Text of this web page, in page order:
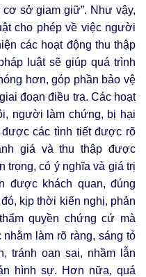
sở giam giữ”. Như vậy,
cho phép về việc người
các hoạt động thu thập
luật sẽ giúp quá trình
hơn, góp phần bảo vệ
đoạn điều tra. Các hoạt
người làm chứng, bị hại
các tình tiết được rõ
giá và thu thập được
trọng, có ý nghĩa và giá trị
được khách quan, đúng
kịp thời kiến nghị, phản
quyền chứng cứ mà
làm rõ ràng, sáng tỏ
tránh oan sai, nhầm lẫn
hình sự. Hơn nữa, quá